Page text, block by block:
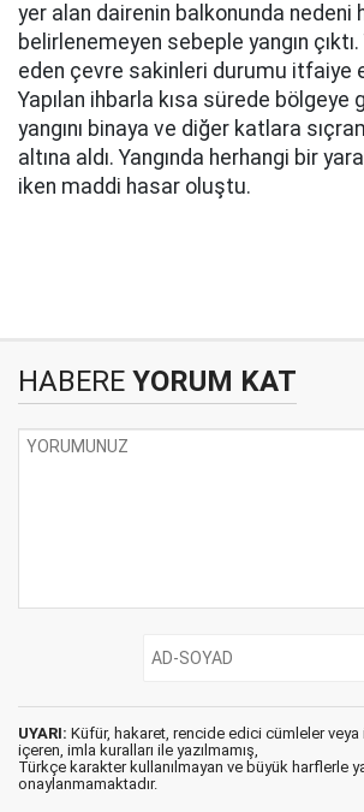
yer alan dairenin balkonunda nedeni
belirlenemeyen sebeple yangın çıktı.
eden çevre sakinleri durumu itfaiye
Yapılan ihbarla kısa sürede bölgeye
yangını binaya ve diğer katlara
altına aldı. Yangında herhangi bir
iken maddi hasar oluştu.
HABERE YORUM KAT
UYARI: Küfür, hakaret, rencide edici cümleler veya
içeren, imla kuralları ile yazılmamış,
Türkçe karakter kullanılmayan ve büyük harflerle
onaylanmamaktadır.